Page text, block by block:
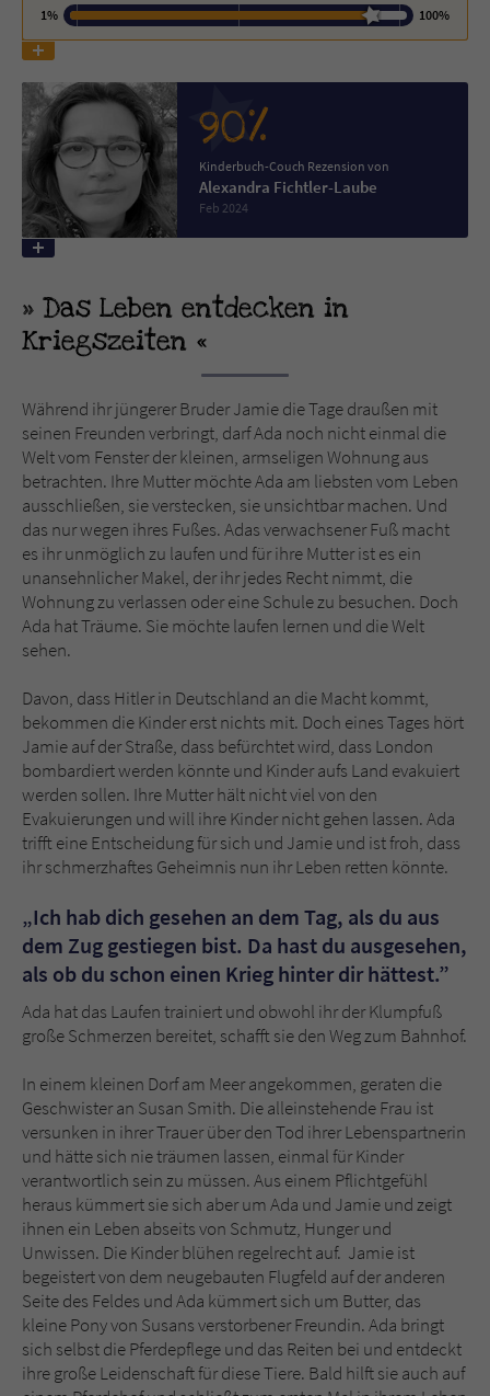
1%
100%
90%
Kinderbuch-Couch Rezension von
Alexandra Fichtler-Laube
Feb 2024
Das Leben entdecken in
Kriegszeiten
Während ihr jüngerer Bruder Jamie die Tage draußen mit
seinen Freunden verbringt, darf Ada noch nicht einmal die
Welt vom Fenster der kleinen, armseligen Wohnung aus
betrachten. Ihre Mutter möchte Ada am liebsten vom Leben
ausschließen, sie verstecken, sie unsichtbar machen. Und
das nur wegen ihres Fußes. Adas verwachsener Fuß macht
es ihr unmöglich zu laufen und für ihre Mutter ist es ein
unansehnlicher Makel, der ihr jedes Recht nimmt, die
Wohnung zu verlassen oder eine Schule zu besuchen. Doch
Ada hat Träume. Sie möchte laufen lernen und die Welt
sehen.
Davon, dass Hitler in Deutschland an die Macht kommt,
bekommen die Kinder erst nichts mit. Doch eines Tages hört
Jamie auf der Straße, dass befürchtet wird, dass London
bombardiert werden könnte und Kinder aufs Land evakuiert
werden sollen. Ihre Mutter hält nicht viel von den
Evakuierungen und will ihre Kinder nicht gehen lassen. Ada
trifft eine Entscheidung für sich und Jamie und ist froh, dass
ihr schmerzhaftes Geheimnis nun ihr Leben retten könnte.
„Ich hab dich gesehen an dem Tag, als du aus
dem Zug gestiegen bist. Da hast du ausgesehen,
als ob du schon einen Krieg hinter dir hättest.”
Ada hat das Laufen trainiert und obwohl ihr der Klumpfuß
große Schmerzen bereitet, schafft sie den Weg zum Bahnhof.
In einem kleinen Dorf am Meer angekommen, geraten die
Geschwister an Susan Smith. Die alleinstehende Frau ist
versunken in ihrer Trauer über den Tod ihrer Lebenspartnerin
und hätte sich nie träumen lassen, einmal für Kinder
verantwortlich sein zu müssen. Aus einem Pflichtgefühl
heraus kümmert sie sich aber um Ada und Jamie und zeigt
ihnen ein Leben abseits von Schmutz, Hunger und
Unwissen. Die Kinder blühen regelrecht auf. Jamie ist
begeistert von dem neugebauten Flugfeld auf der anderen
Seite des Feldes und Ada kümmert sich um Butter, das
kleine Pony von Susans verstorbener Freundin. Ada bringt
sich selbst die Pferdepflege und das Reiten bei und entdeckt
ihre große Leidenschaft für diese Tiere. Bald hilft sie auch auf
Name
Anbieter Literatur-Couch Medien GmbH & Co. KG
Laufzeit 1 Jahr
Zweck Cookie für Kommentare einzelner Buchtitel
Anbieter
Zweck
Dieses Cookie gewährleistet die
Kommunikation der Webseite mit dem
Benutzer. Es wird benötigt um z. B. den
Sicherheitscode des Kontaktformulars zu
überprüfen.